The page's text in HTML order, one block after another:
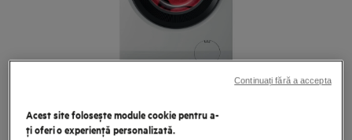
Acest site folosește module cookie pentru a-
ţi oferi o experienţă personalizată.
Continuați fără a accepta